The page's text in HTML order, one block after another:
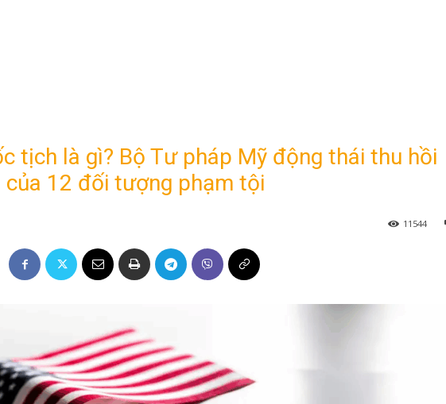
tịch là gì? Bộ Tư pháp Mỹ động thái thu hồi
12 đối tượng phạm tội
11544